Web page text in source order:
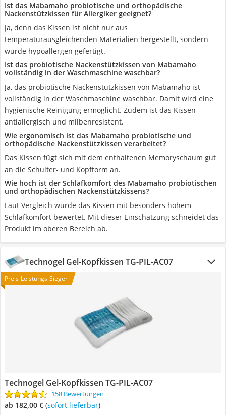
Ist das Mabamaho probiotische und orthopädische
Nackenstützkissen für Allergiker geeignet?
Ja, denn das Kissen ist nicht nur aus
temperaturausgleichenden Materialien hergestellt, sondern
wurde hypoallergen gefertigt.
Ist das probiotische Nackenstützkissen von Mabamaho
vollständig in der Waschmaschine waschbar?
Ja, das probiotische Nackenstützkissen von Mabamaho ist
vollständig in der Waschmaschine waschbar. Damit wird eine
hygienische Reinigung ermöglicht. Zudem ist das Kissen
antiallergisch und milbenresistent.
Wie ergonomisch ist das Mabamaho probiotische und
orthopädische Nackenstützkissen verarbeitet?
Das Kissen fügt sich mit dem enthaltenen Memoryschaum gut
an die Schulter- und Kopfform an.
Wie hoch ist der Schlafkomfort des Mabamaho probiotischen
und orthopädischen Nackenstützkissens?
Laut Vergleich wurde das Kissen mit besonders hohem
Schlafkomfort bewertet. Mit dieser Einschätzung schneidet das
Produkt im oberen Bereich ab.
Technogel Gel-Kopfkissen TG-PIL-AC07
Preis-Leistungs-Sieger
Technogel Gel-Kopfkissen TG-PIL-AC07
158 Bewertungen
ab 182,00 € ( Sofort lieferbar)